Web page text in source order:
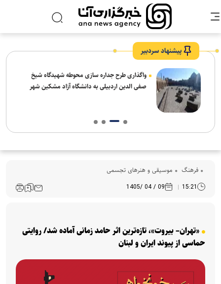
پیشنهاد سردبیر
واگذاری طرح جداره سازی محوطه شهیدگاه شیخ
صفی الدین اردبیلی به دانشگاه آزاد مشکین شهر
فرهنگ‌ موسیقی و هنرهای تجسمی
15:21
09 / 04 /1405
«تهران– بیروت»، تازه‌ترین اثر حامد زمانی آماده شد/ روایتی
حماسی از پیوند ایران و لبنان